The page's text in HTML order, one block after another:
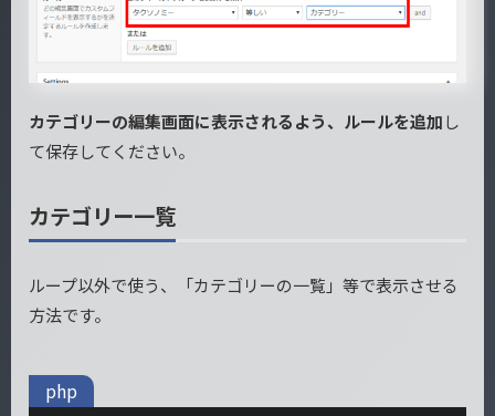
カテゴリーの編集画面に表示されるよう、ルールを追加し
て保存してください。
カテゴリー一覧
ループ以外で使う、「カテゴリーの一覧」等で表示させる
方法です。
php